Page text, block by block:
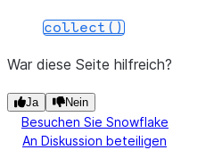
collect()
War diese Seite hilfreich?
Ja Nein
Besuchen Sie Snowflake
An Diskussion beteiligen